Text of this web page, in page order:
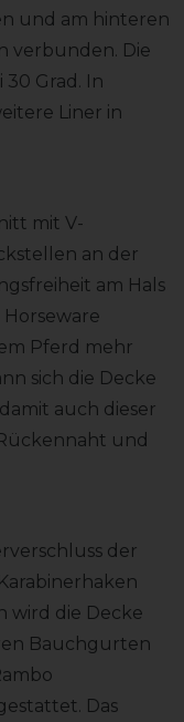
und am hinteren
verbunden. Die
30 Grad. In
Liner in
mit V-
an der
am Hals
Horseware
Pferd mehr
sich die Decke
auch dieser
und
der
wird die Decke
Bauchgurten
Das